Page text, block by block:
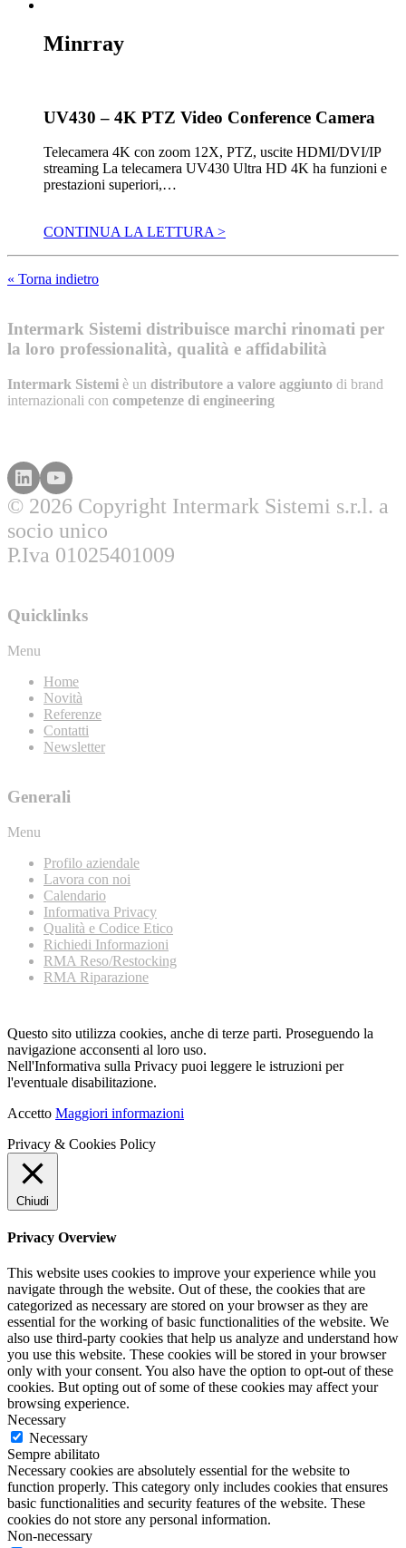
Minrray
UV430 – 4K PTZ Video Conference Camera
Telecamera 4K con zoom 12X, PTZ, uscite HDMI/DVI/IP
streaming La telecamera UV430 Ultra HD 4K ha funzioni e
prestazioni superiori,…
CONTINUA LA LETTURA >
« Torna indietro
Intermark Sistemi distribuisce marchi rinomati per
la loro professionalità, qualità e affidabilità
Intermark Sistemi è un distributore a valore aggiunto di brand
internazionali con competenze di engineering
© 2026 Copyright Intermark Sistemi s.r.l. a
socio unico
P.Iva 01025401009
Quicklinks
Menu
Home
Novità
Referenze
Contatti
Newsletter
Generali
Menu
Profilo aziendale
Lavora con noi
Calendario
Informativa Privacy
Qualità e Codice Etico
Richiedi Informazioni
RMA Reso/Restocking
RMA Riparazione
Questo sito utilizza cookies, anche di terze parti. Proseguendo la
navigazione acconsenti al loro uso.
Nell'Informativa sulla Privacy puoi leggere le istruzioni per
l'eventuale disabilitazione.
Accetto Maggiori informazioni
Privacy & Cookies Policy
Chiudi
Privacy Overview
This website uses cookies to improve your experience while you
navigate through the website. Out of these, the cookies that are
categorized as necessary are stored on your browser as they are
essential for the working of basic functionalities of the website. We
also use third-party cookies that help us analyze and understand how
you use this website. These cookies will be stored in your browser
only with your consent. You also have the option to opt-out of these
cookies. But opting out of some of these cookies may affect your
browsing experience.
Necessary
Necessary
Sempre abilitato
Necessary cookies are absolutely essential for the website to
function properly. This category only includes cookies that ensures
basic functionalities and security features of the website. These
cookies do not store any personal information.
Non-necessary